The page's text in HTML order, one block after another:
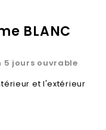
BLANC
5 jours ouvrable
et l'extérieur